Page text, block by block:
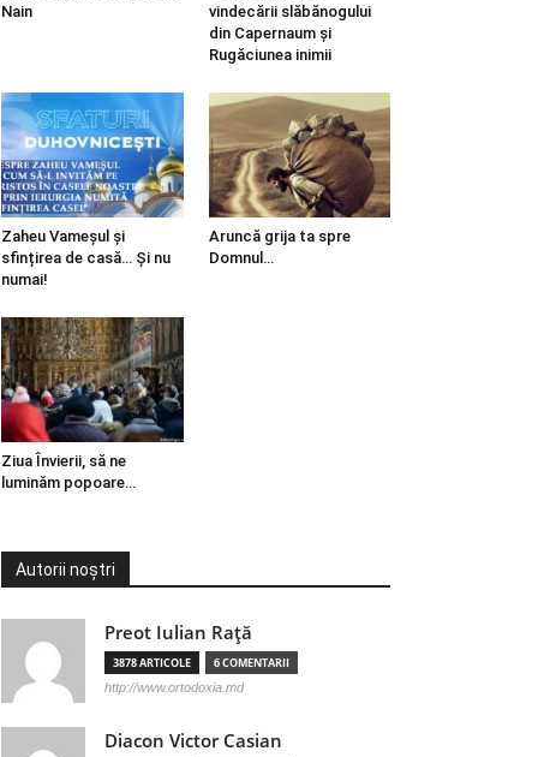
Nain
vindecării slăbănogului
din Capernaum și
Rugăciunea inimii
Zaheu Vameșul și
sfințirea de casă… Și nu
numai!
Aruncă grija ta spre
Domnul…
Ziua Învierii, să ne
luminăm popoare…
Autorii noștri
Preot Iulian Raţă
3878 ARTICOLE 6 COMENTARII
http://www.ortodoxia.md
Diacon Victor Casian